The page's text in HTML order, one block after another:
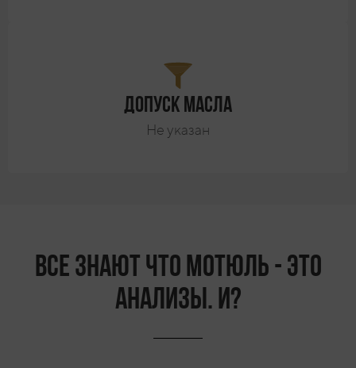
Допуск масла
Не указан
Все знают что Мотюль - это
анализы. И?